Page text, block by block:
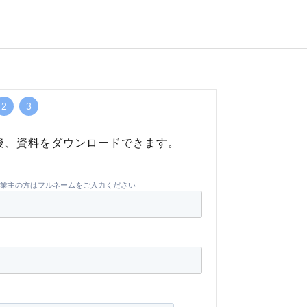
2 3
資料をダウンロードできます。
主の方はフルネームをご入力ください